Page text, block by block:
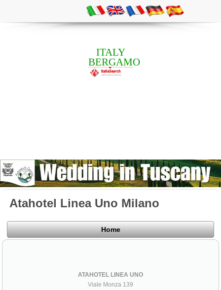
ITALY
BERGAMO
Atahotel Linea Uno Milano
Home
ATAHOTEL LINEA UNO
Viale Monza 139